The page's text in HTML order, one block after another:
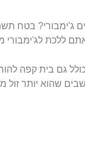
ג'ימבורי? בטח
ללכת לג'ימבורי
גם בית קפה
בערב ואנחנו חושבים